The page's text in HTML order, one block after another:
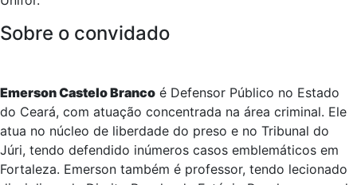
Sobre o convidado
Emerson Castelo Branco é Defensor Público no Estado
do Ceará, com atuação concentrada na área criminal. Ele
atua no núcleo de liberdade do preso e no Tribunal do
Júri, tendo defendido inúmeros casos emblemáticos em
Fortaleza. Emerson também é professor, tendo lecionado